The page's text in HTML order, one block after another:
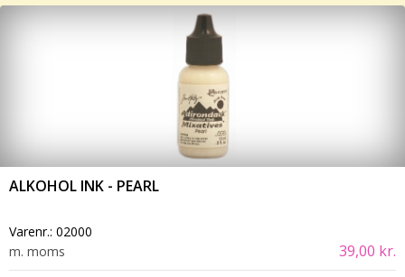
ALKOHOL INK - PEARL
Varenr.: 02000
m. moms
39,00 kr.